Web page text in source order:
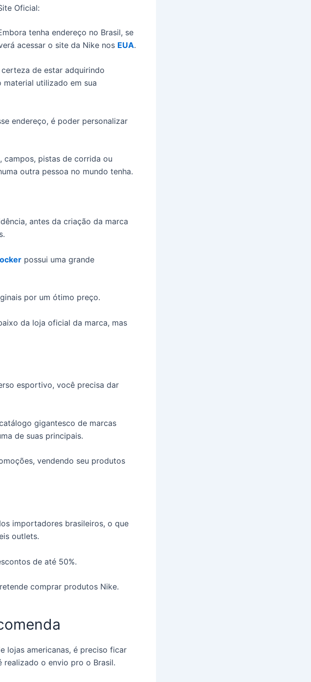
Oficial:
tenha endereço no Brasil, se
acessar o site da Nike nos EUA.
de estar adquirindo
utilizado em sua
endereço, é poder personalizar
campos, pistas de corrida ou
outra pessoa no mundo tenha.
antes da criação da marca
possui uma grande
por um ótimo preço.
da loja oficial da marca, mas
esportivo, você precisa dar
gigantesco de marcas
de suas principais.
vendendo seu produtos
importadores brasileiros, o que
outlets.
de até 50%.
comprar produtos Nike.
lojas americanas, é preciso ficar
realizado o envio pro o Brasil.